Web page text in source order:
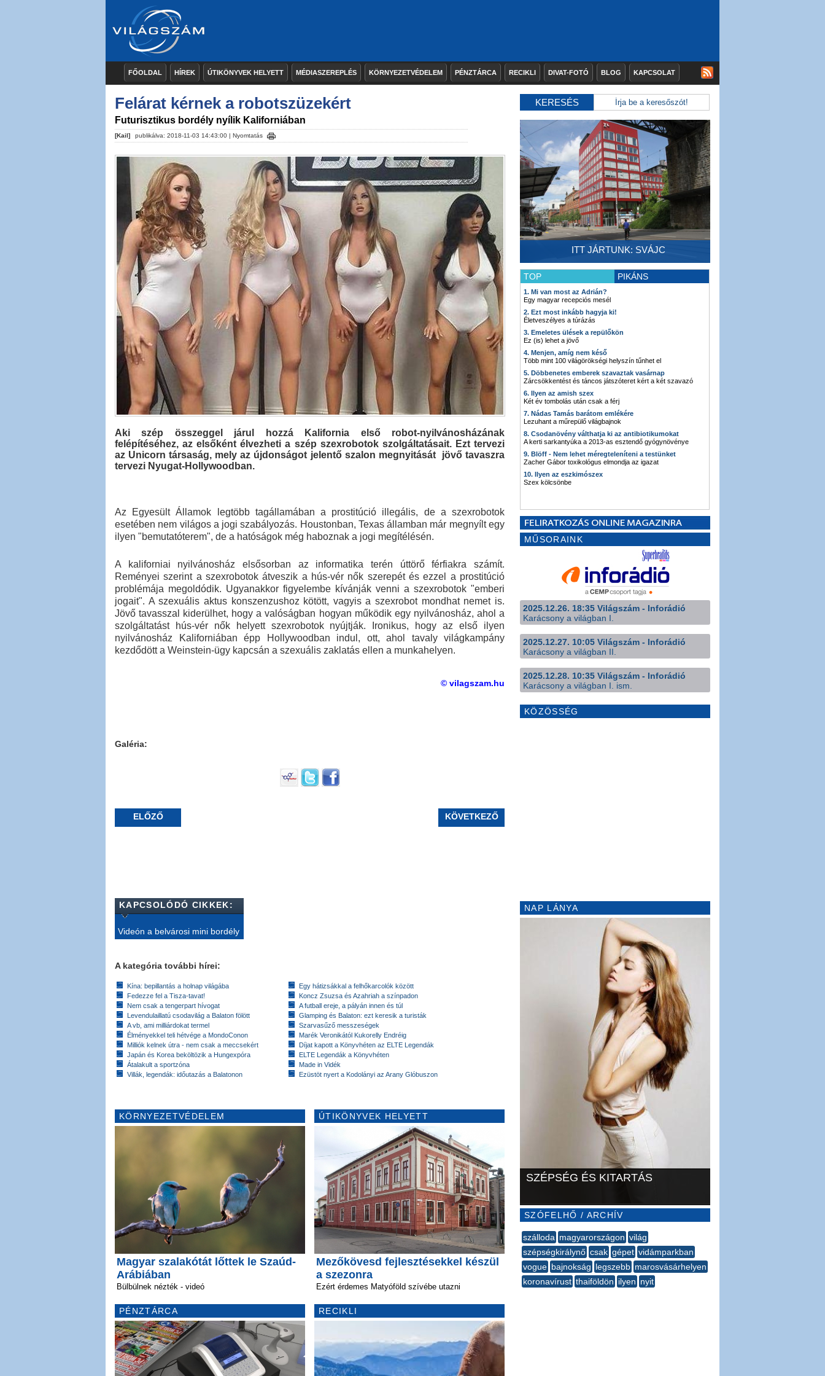
FŐOLDAL HÍREK ÚTIKÖNYVEK HELYETT MÉDIASZEREPLÉS KÖRNYEZETVÉDELEM PÉNZTÁRCA RECIKLI DIVAT-FOTÓ BLOG KAPCSOLAT
Felárat kérnek a robotszüzekért
Futurisztikus bordély nyílik Kaliforniában
[Kail] publikálva: 2018-11-03 14:43:00 | Nyomtatás
Aki szép összeggel járul hozzá Kalifornia első robot-nyilvánosházának
felépítéséhez, az elsőként élvezheti a szép szexrobotok szolgáltatásait. Ezt tervezi
az Unicorn társaság, mely az újdonságot jelentő szalon megnyitását jövő tavaszra
tervezi Nyugat-Hollywoodban.
Az Egyesült Államok legtöbb tagállamában a prostitúció illegális, de a szexrobotok
esetében nem világos a jogi szabályozás. Houstonban, Texas államban már megnyílt egy
ilyen "bemutatóterem", de a hatóságok még haboznak a jogi megítélésén.
A kaliforniai nyilvánosház elsősorban az informatika terén úttörő férfiakra számít.
Reményei szerint a szexrobotok átveszik a hús-vér nők szerepét és ezzel a prostitúció
problémája megoldódik. Ugyanakkor figyelembe kívánják venni a szexrobotok "emberi
jogait". A szexuális aktus konszenzushoz kötött, vagyis a szexrobot mondhat nemet is.
Jövő tavasszal kiderülhet, hogy a valóságban hogyan működik egy nyilvánosház, ahol a
szolgáltatást hús-vér nők helyett szexrobotok nyújtják. Ironikus, hogy az első ilyen
nyilvánosház Kaliforniában épp Hollywoodban indul, ott, ahol tavaly világkampány
kezdődött a Weinstein-ügy kapcsán a szexuális zaklatás ellen a munkahelyen.
© vilagszam.hu
Galéria:
ELŐZŐ KÖVETKEZŐ
KAPCSOLÓDÓ CIKKEK:
Videón a belvárosi mini bordély
A kategória további hírei:
Kína: bepillantás a holnap világába
Fedezze fel a Tisza-tavat!
Nem csak a tengerpart hívogat
Levendulaillatú csodavilág a Balaton fölött
A vb, ami milliárdokat termel
Élményekkel teli hétvége a MondoConon
Milliók kelnek útra - nem csak a meccsekért
Japán és Korea beköltözik a Hungexpóra
Átalakult a sportzóna
Villák, legendák: időutazás a Balatonon
Egy hátizsákkal a felhőkarcolók között
Koncz Zsuzsa és Azahriah a színpadon
A futball ereje, a pályán innen és túl
Glamping és Balaton: ezt keresik a turisták
Szarvasűző messzeségek
Marék Veronikától Kukorelly Endréig
Díjat kapott a Könyvhéten az ELTE Legendák
ELTE Legendák a Könyvhéten
Made in Vidék
Ezüstöt nyert a Kodolányi az Arany Glóbuszon
KÖRNYEZETVÉDELEM
Magyar szalakótát lőttek le Szaúd-
Arábiában
Bülbülnek nézték - videó
PÉNZTÁRCA
ÚTIKÖNYVEK HELYETT
Mezőkövesd fejlesztésekkel készül
a szezonra
Ezért érdemes Matyóföld szívébe utazni
RECIKLI
KERESÉS
ITT JÁRTUNK: SVÁJC
TOP PIKÁNS
1. Mi van most az Adrián?
Egy magyar recepciós mesél
2. Ezt most inkább hagyja ki!
Életveszélyes a túrázás
3. Emeletes ülések a repülőkön
Ez (is) lehet a jövő
4. Menjen, amíg nem késő
Több mint 100 világörökségi helyszín tűnhet el
5. Döbbenetes emberek szavaztak vasárnap
Zárcsökkentést és táncos játszóteret kért a két szavazó
6. Ilyen az amish szex
Két év tombolás után csak a férj
7. Nádas Tamás barátom emlékére
Lezuhant a műrepülő világbajnok
8. Csodanövény válthatja ki az antibiotikumokat
A kerti sarkantyúka a 2013-as esztendő gyógynövénye
9. Blöff - Nem lehet méregteleníteni a testünket
Zacher Gábor toxikológus elmondja az igazat
10. Ilyen az eszkimószex
Szex kölcsönbe
MŰSORAINK
2025.12.26. 18:35 Világszám - Inforádió
Karácsony a világban I.
2025.12.27. 10:05 Világszám - Inforádió
Karácsony a világban II.
2025.12.28. 10:35 Világszám - Inforádió
Karácsony a világban I. ism.
KÖZÖSSÉG
NAP LÁNYA
SZÉPSÉG ÉS KITARTÁS
SZÓFELHŐ / ARCHÍV
szálloda magyarországon világ
szépségkirálynő csak gépet vidámparkban
vogue bajnokság legszebb marosvásárhelyen
koronavírust thaiföldön ilyen nyit